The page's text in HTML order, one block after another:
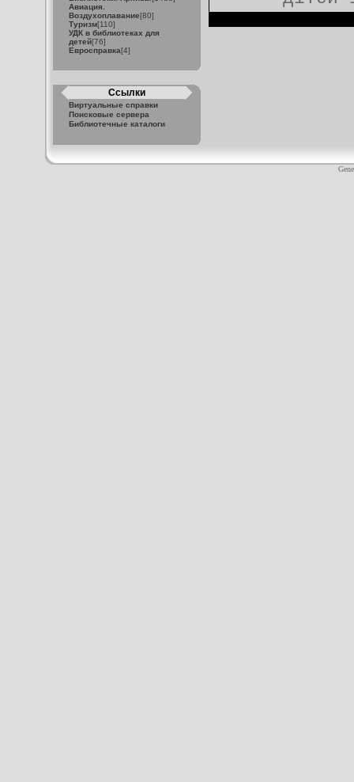
Авиация.
Воздухоплавание[80]
Туризм[110]
УДК в библиотеках для
детей[76]
Евросправка[4]
Ссылки
Виртуальные справки
Поисковые сервера
Библиотечные каталоги